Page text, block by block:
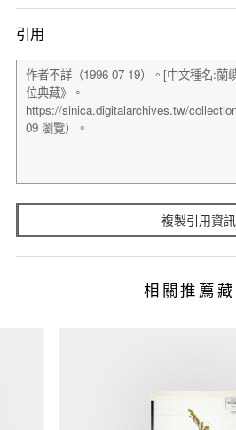
引用
複製引用資訊
相關推薦